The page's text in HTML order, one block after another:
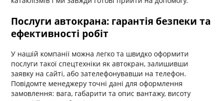
Послуги автокрана: гарантія безпеки та
ефективності робіт
У нашій компанії можна легко та швидко оформити
послуги такої спецтехніки як автокран, залишивши
заявку на сайті, або зателефонувавши на телефон.
Повідомте менеджеру точні дані для оформлення
замовлення: вага, габарити та опис вантажу, висоту